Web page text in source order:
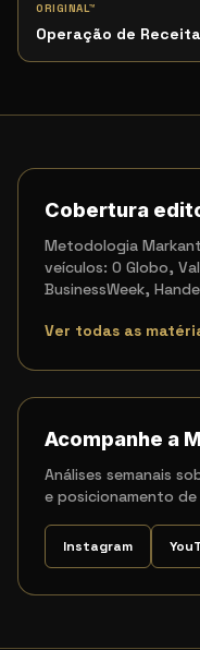
ORIGINAL™
Operação de
Cobertura
Metodologia
veículos: O Globo,
BusinessWeek,
Ver todas as
Acompanhe a
Análises semanais
e posicionamento
Instagram